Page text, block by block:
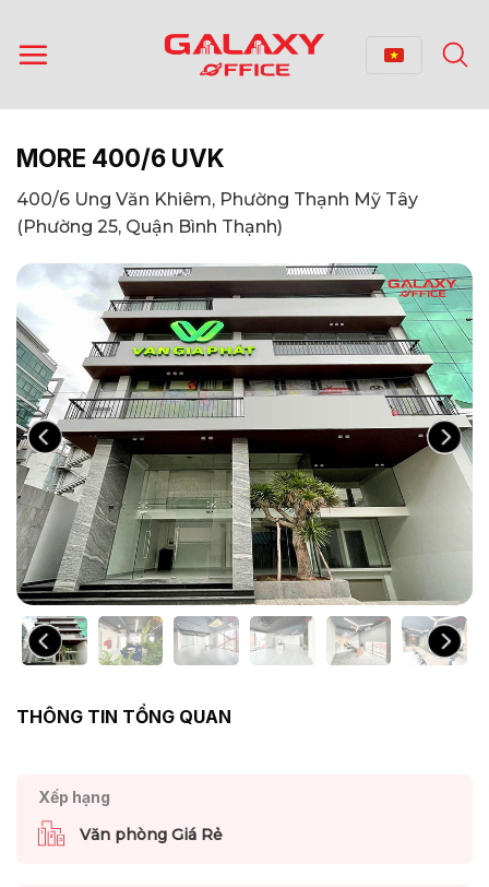
qua
nội
MORE 400/6 UVK
400/6 Ung Văn Khiêm, Phường Thạnh Mỹ Tây
(Phường 25, Quận Bình Thạnh)
THÔNG TIN TỔNG QUAN
Xếp hạng
Văn phòng Giá Rẻ